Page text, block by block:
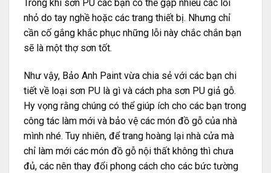
Trong khi sơn PU các bạn có thể gặp nhiều các lỗi
nhỏ do tay nghề hoặc các trang thiết bị. Nhưng chỉ
cần cố gắng khắc phục những lỗi này chắc chắn bạn
sẽ là một thợ sơn tốt.
Như vậy, Bảo Anh Paint vừa chia sẻ với các bạn chi
tiết về loại sơn PU là gì và cách pha sơn PU giả gỗ.
Hy vọng rằng chúng có thể giúp ích cho các bạn trong
công tác làm mới và bảo vệ các món đồ gỗ của nhà
mình nhé. Tuy nhiên, để trang hoàng lại nhà cửa mà
chỉ làm mới các món đồ gỗ nội thất không thì chưa
đủ, các nên thay đổi phong cách cho các bức tường